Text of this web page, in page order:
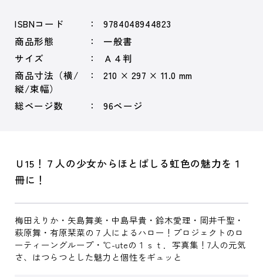
ISBNコード
9784048944823
商品形態
一般書
サイズ
Ａ４判
商品寸法（横/
縦/束幅）
210 × 297 × 11.0 mm
総ページ数 96ページ
Ｕ15！７人の少女からほとばしる虹色の魅力を１
冊に！
梅田えりか・矢島舞美・中島早貴・鈴木愛理・岡井千聖・
萩原舞・有原栞菜の７人によるハロー！プロジェクトのロ
ーティーングループ・℃-uteの１ｓｔ．写真集！7人の元気
さ、はつらつとした魅力と個性をギュッと